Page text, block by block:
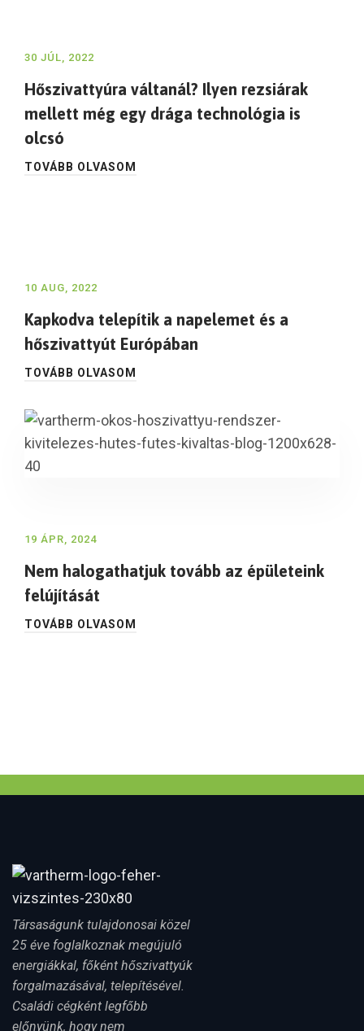
30 JÚL, 2022
Hőszivattyúra váltanál? Ilyen rezsiárak
mellett még egy drága technológia is
olcsó
TOVÁBB OLVASOM
10 AUG, 2022
Kapkodva telepítik a napelemet és a
hőszivattyút Európában
TOVÁBB OLVASOM
19 ÁPR, 2024
Nem halogathatjuk tovább az épületeink
felújítását
TOVÁBB OLVASOM
Társaságunk tulajdonosai közel
25 éve foglalkoznak megújuló
energiákkal, főként hőszivattyúk
forgalmazásával, telepítésével.
Családi cégként legfőbb
előnyünk, hogy nem